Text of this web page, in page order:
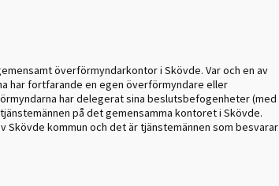
överförmyndarkontor i Skövde. Var och en av
har fortfarande en egen överförmyndare eller
har delegerat sina beslutsbefogenheter (med
på det gemensamma kontoret i Skövde.
Skövde kommun och det är tjänstemännen som besvarar